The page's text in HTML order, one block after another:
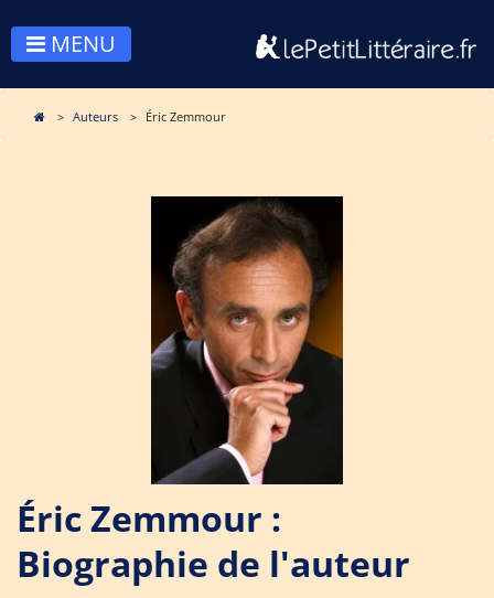
MENU
Auteurs Éric Zemmour
Éric Zemmour :
Biographie de l'auteur